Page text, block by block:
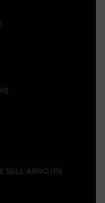
SULL’ARNO (PI)